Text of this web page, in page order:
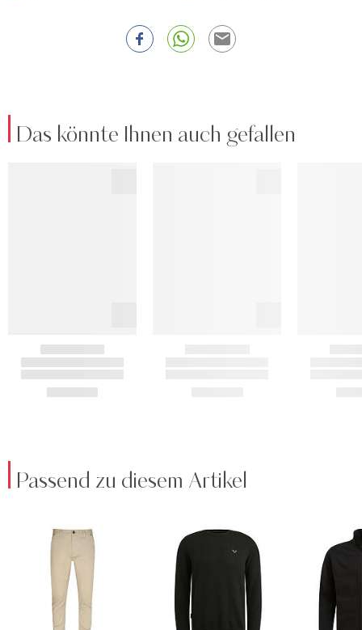
Das könnte Ihnen auch gefallen
Passend zu diesem Artikel